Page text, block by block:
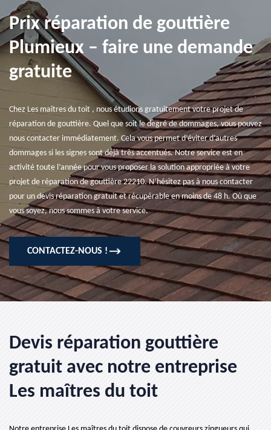
Prix réparation de gouttière
Plumieux – faire une demande
gratuite
Chez Les maîtres du toit , nous étudions gratuitement votre projet de
réparation de gouttière. Quel que soit le degré de dommages, vous pouvez
nous contacter immédiatement. Cela vous permet d’éviter d’autres
dommages si les signes sont déjà très accentués. Notre service est en
activité toute l’année pour vous proposer la solution appropriée à votre
projet de réparation de gouttière 22210. N’hésitez pas à nous contacter
pour un devis réparation gratuit et récupérable en moins de 48 h. Où que
vous soyez, nous sommes à votre service.
CONTACTEZ-NOUS !
Devis réparation gouttière
gratuit avec notre entreprise
Les maîtres du toit